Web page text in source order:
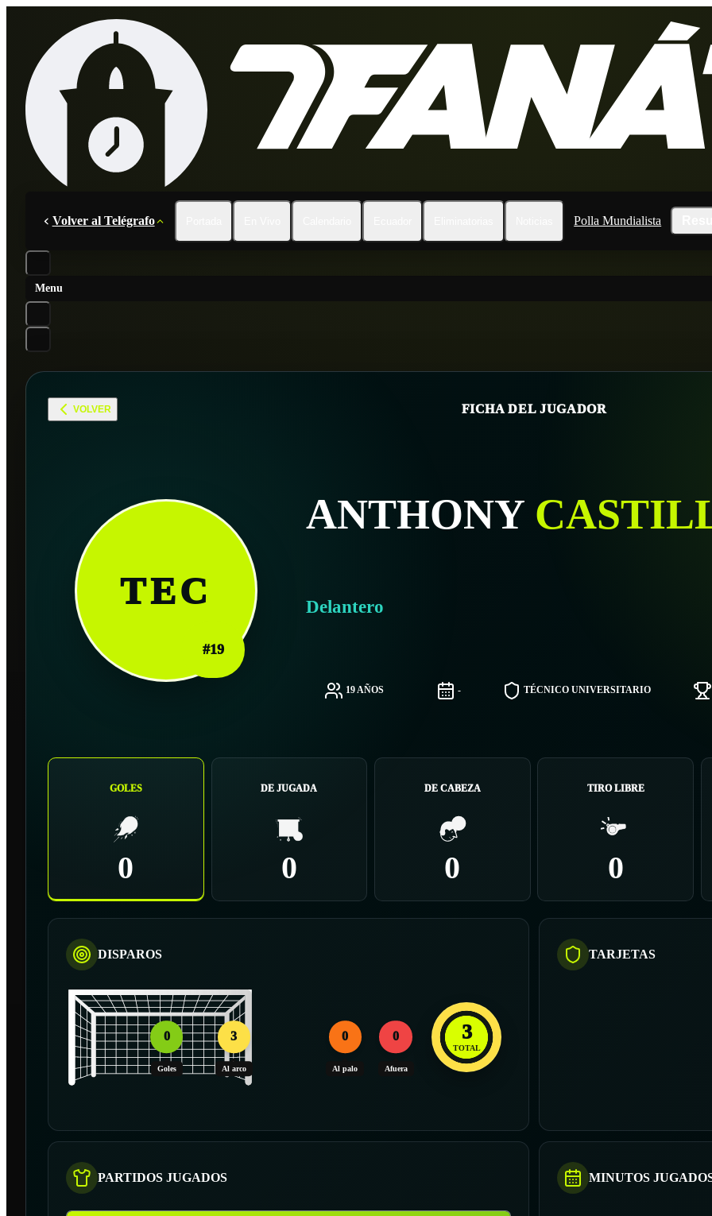
Volver al Telégrafo Polla Mundialista
Menu
VOLVER FICHA DEL JUGADOR
TEC
#19
ANTHONY
Delantero
19 AÑOS - TÉCNICO UNIVERSITARIO
GOLES
0
DE JUGADA
0
DE CABEZA
0
TIRO LIBRE
0
DISPAROS
0
Goles
3
Al arco
0
Al palo
0
Afuera
3
TOTAL
TARJETAS
PARTIDOS JUGADOS MINUTOS